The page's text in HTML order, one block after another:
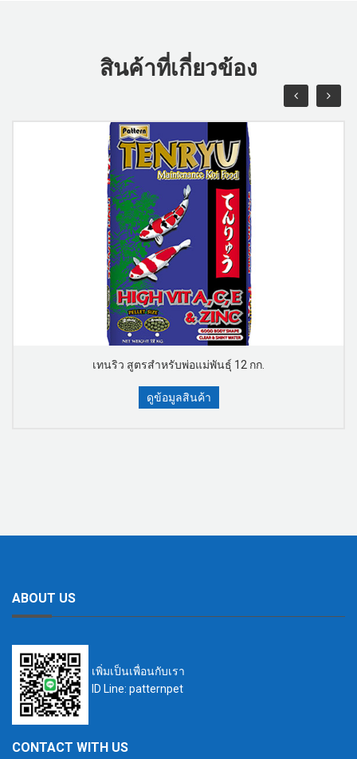
สินค้าที่เกี่ยวข้อง
เทนริว สูตรสำหรับพ่อแม่พันธุ์ 12 กก.
ดูข้อมูลสินค้า
ABOUT US
เพิ่มเป็นเพื่อนกับเรา
ID Line: patternpet
CONTACT WITH US